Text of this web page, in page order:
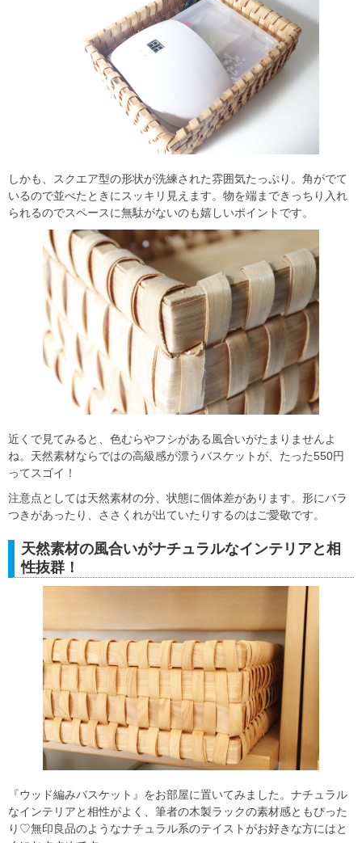
しかも、スクエア型の形状が洗練された雰囲気たっぷり。角がでて
いるので並べたときにスッキリ見えます。物を端まできっちり入れ
られるのでスペースに無駄がないのも嬉しいポイントです。
近くで見てみると、色むらやフシがある風合いがたまりませんよ
ね。天然素材ならではの高級感が漂うバスケットが、たった550円
ってスゴイ！
注意点としては天然素材の分、状態に個体差があります。形にバラ
つきがあったり、ささくれが出ていたりするのはご愛敬です。
天然素材の風合いがナチュラルなインテリアと相
性抜群！
『ウッド編みバスケット』をお部屋に置いてみました。ナチュラル
なインテリアと相性がよく、筆者の木製ラックの素材感ともぴった
り♡無印良品のようなナチュラル系のテイストがお好きな方にはと